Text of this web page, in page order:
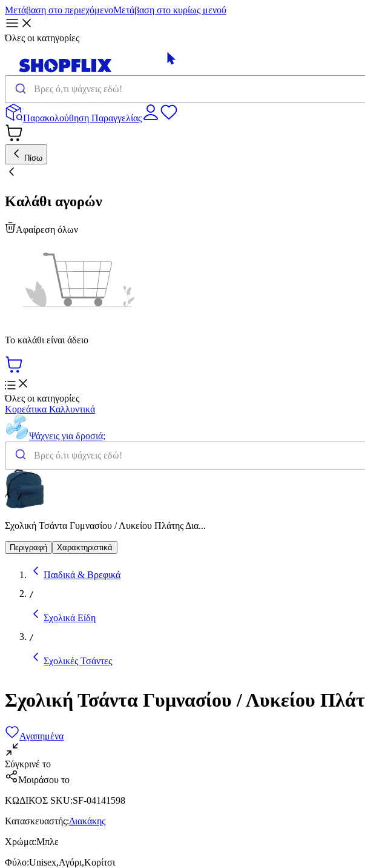
Μετάβαση στο περιεχόμενοΜετάβαση στο κυρίως μενού
Όλες οι κατηγορίες
Παρακολούθηση Παραγγελίας
Πίσω
Καλάθι αγορών
Αφαίρεση όλων
Το καλάθι είναι άδειο
Όλες οι κατηγορίες
Κορεάτικα Καλλυντικά
Ψάχνεις για δροσιά;
Σχολική Τσάντα Γυμνασίου / Λυκείου Πλάτης Δια...
Περιγραφή Χαρακτηριστικά
Παιδικά & Βρεφικά
/
Σχολικά Είδη
/
Σχολικές Τσάντες
Σχολική Τσάντα Γυμνασίου / Λυκείου
Αγαπημένα
Σύγκρινέ το
Μοιράσου το
ΚΩΔΙΚΟΣ SKU:SF-04141598
Κατασκευαστής:Διακάκης
Χρώμα:Μπλε
Φύλο:Unisex,Αγόρι,Κορίτσι